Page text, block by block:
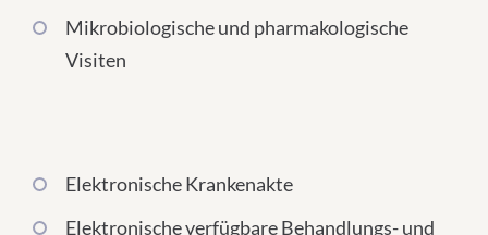
Mikrobiologische und pharmakologische
Visiten
Elektronische Krankenakte
Elektronische verfügbare Behandlungs- und